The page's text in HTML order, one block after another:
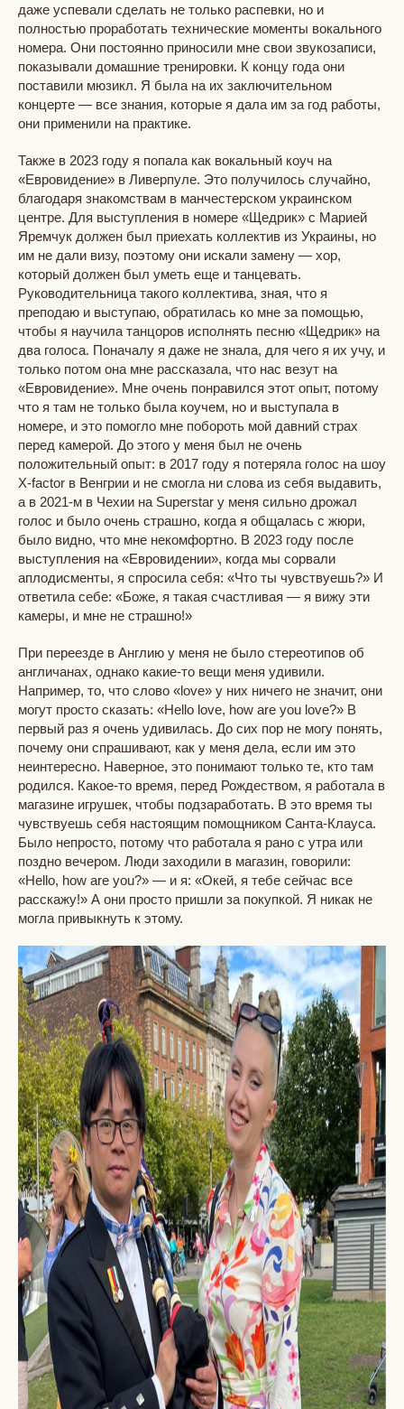
даже успевали сделать не только распевки, но и
полностью проработать технические моменты вокального
номера. Они постоянно приносили мне свои звукозаписи,
показывали домашние тренировки. К концу года они
поставили мюзикл. Я была на их заключительном
концерте — все знания, которые я дала им за год работы,
они применили на практике.
Также в 2023 году я попала как вокальный коуч на
«Евровидение» в Ливерпуле. Это получилось случайно,
благодаря знакомствам в манчестерском украинском
центре. Для выступления в номере «Щедрик» с Марией
Яремчук должен был приехать коллектив из Украины, но
им не дали визу, поэтому они искали замену — хор,
который должен был уметь еще и танцевать.
Руководительница такого коллектива, зная, что я
преподаю и выступаю, обратилась ко мне за помощью,
чтобы я научила танцоров исполнять песню «Щедрик» на
два голоса. Поначалу я даже не знала, для чего я их учу, и
только потом она мне рассказала, что нас везут на
«Евровидение». Мне очень понравился этот опыт, потому
что я там не только была коучем, но и выступала в
номере, и это помогло мне побороть мой давний страх
перед камерой. До этого у меня был не очень
положительный опыт: в 2017 году я потеряла голос на шоу
X-factor в Венгрии и не смогла ни слова из себя выдавить,
а в 2021-м в Чехии на Superstar у меня сильно дрожал
голос и было очень страшно, когда я общалась с жюри,
было видно, что мне некомфортно. В 2023 году после
выступления на «Евровидении», когда мы сорвали
аплодисменты, я спросила себя: «Что ты чувствуешь?» И
ответила себе: «Боже, я такая счастливая — я вижу эти
камеры, и мне не страшно!»
При переезде в Англию у меня не было стереотипов об
англичанах, однако какие-то вещи меня удивили.
Например, то, что слово «love» у них ничего не значит, они
могут просто сказать: «Hello love, how are you love?» В
первый раз я очень удивилась. До сих пор не могу понять,
почему они спрашивают, как у меня дела, если им это
неинтересно. Наверное, это понимают только те, кто там
родился. Какое-то время, перед Рождеством, я работала в
магазине игрушек, чтобы подзаработать. В это время ты
чувствуешь себя настоящим помощником Санта-Клауса.
Было непросто, потому что работала я рано с утра или
поздно вечером. Люди заходили в магазин, говорили:
«Hello, how are you?» — и я: «Окей, я тебе сейчас все
расскажу!» А они просто пришли за покупкой. Я никак не
могла привыкнуть к этому.